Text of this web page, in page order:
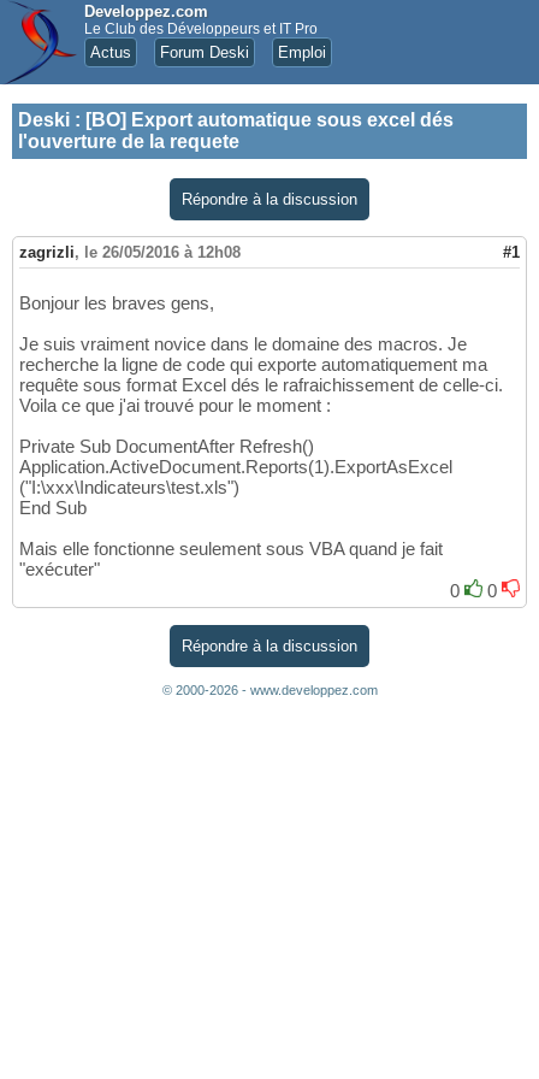
Developpez.com
Le Club des Développeurs et IT Pro
Actus Forum Deski Emploi
Deski : [BO] Export automatique sous excel dés
l'ouverture de la requete
Répondre à la discussion
zagrizli, le 26/05/2016 à 12h08 #1
Bonjour les braves gens,
Je suis vraiment novice dans le domaine des macros. Je
recherche la ligne de code qui exporte automatiquement ma
requête sous format Excel dés le rafraichissement de celle-ci.
Voila ce que j'ai trouvé pour le moment :
Private Sub DocumentAfter Refresh()
Application.ActiveDocument.Reports(1).ExportAsExcel
("I:\xxx\Indicateurs\test.xls")
End Sub
Mais elle fonctionne seulement sous VBA quand je fait
"exécuter"
0
0
Répondre à la discussion
© 2000-2026 - www.developpez.com